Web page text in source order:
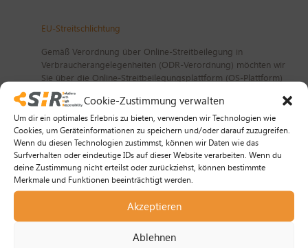
Cookie-Zustimmung verwalten
Um dir ein optimales Erlebnis zu bieten, verwenden wir Technologien wie
Cookies, um Geräteinformationen zu speichern und/oder darauf zuzugreifen.
Wenn du diesen Technologien zustimmst, können wir Daten wie das
Surfverhalten oder eindeutige IDs auf dieser Website verarbeiten. Wenn du
deine Zustimmung nicht erteilst oder zurückziehst, können bestimmte
Merkmale und Funktionen beeinträchtigt werden.
Akzeptieren
Ablehnen
EU-Streitschlichtung
Gemäß Verordnung über Online-Streitbeilegung in
Verbraucherangelegenheiten (ODR-Verordnung) möchten wir
Sie über die Online-Streitbeilegungsplattform (OS-Plattform)
informieren. Verbraucher haben die Möglichkeit,
Beschwerden an die Online Streitbeilegungsplattform der
Europäischen Kommission unterhttp://ec.europa.eu/odr?
tid=221099492zu richten. Die dafür notwendigen
Kontaktdaten finden Sie oberhalb in unserem Impressum.
Wir möchten Sie jedoch darauf hinweisen, dass wir nicht
bereit oder verpflichtet sind, an Streitbeilegungsverfahren
vor einer Verbraucherschlichtungsstelle teilzunehmen.
Haftung für Inhalte dieser Webseite
bemühen uns korrekte und aktuelle Informationen